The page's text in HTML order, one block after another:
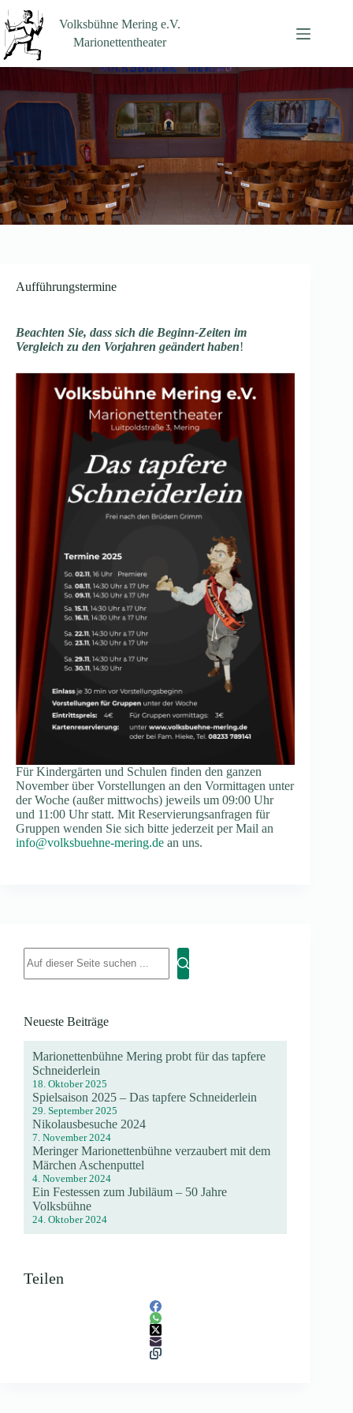
Inhalt
springen
Volksbühne Mering e.V.
Marionettentheater
Aufführungstermine
Beachten Sie, dass sich die Beginn-Zeiten im
Vergleich zu den Vorjahren geändert haben!
Für Kindergärten und Schulen finden den ganzen
November über Vorstellungen an den Vormittagen unter
der Woche (außer mittwochs) jeweils um 09:00 Uhr
und 11:00 Uhr statt. Mit Reservierungsanfragen für
Gruppen wenden Sie sich bitte jederzeit per Mail an
info@volksbuehne-mering.de an uns.
Neueste Beiträge
Marionettenbühne Mering probt für das tapfere
Schneiderlein
18. Oktober 2025
Spielsaison 2025 – Das tapfere Schneiderlein
29. September 2025
Nikolausbesuche 2024
7. November 2024
Meringer Marionettenbühne verzaubert mit dem
Märchen Aschenputtel
4. November 2024
Ein Festessen zum Jubiläum – 50 Jahre
Volksbühne
24. Oktober 2024
Teilen